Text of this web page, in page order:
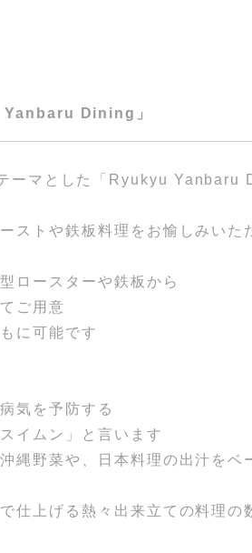
Yanbaru Dining」
ーマとした「Ryukyu Yanbaru
ストや鉄板料理をお愉しみいた
ロースターや鉄板から
ご用意
に可能です
気を予防する
イムン」と言います
縄野菜や、日本料理の出汁をベ
仕上げる熱々出来立ての料理の